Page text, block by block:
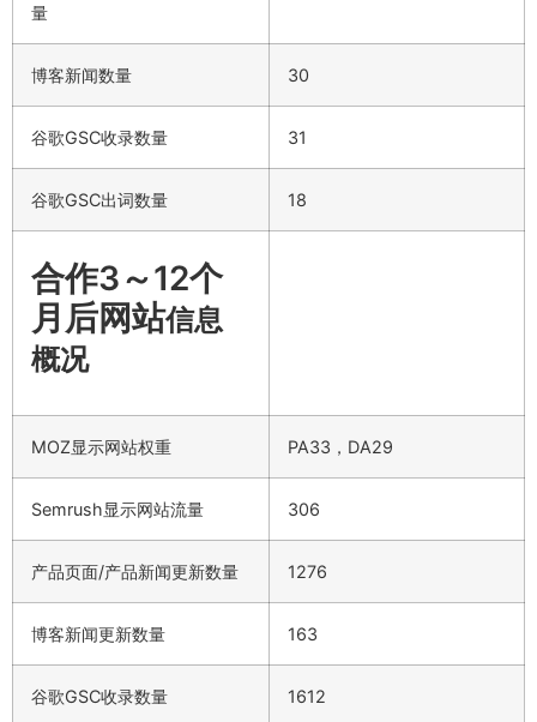
量
博客新闻数量 30
谷歌GSC收录数量 31
谷歌GSC出词数量 18
合作3～12个
月后网站信息
概况
MOZ显示网站权重 PA33，DA29
Semrush显示网站流量 306
产品页面/产品新闻更新数量 1276
博客新闻更新数量 163
谷歌GSC收录数量 1612